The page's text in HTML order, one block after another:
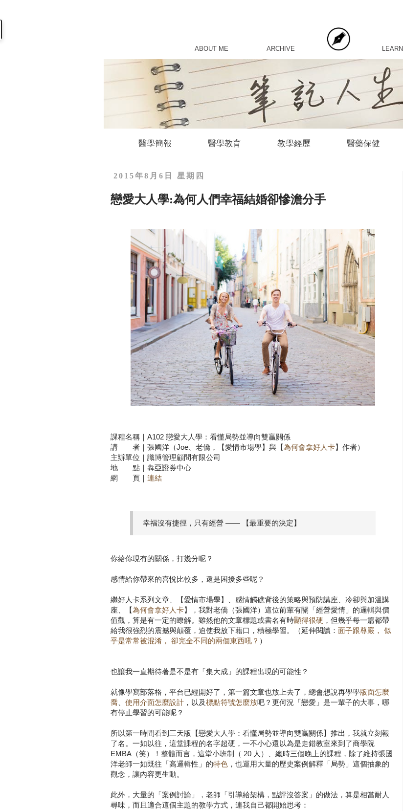
ABOUT ME ARCHIVE LEARN
醫學簡報 醫學教育 教學經歷 醫藥保健
2015年8月6日 星期四
戀愛大人學:為何人們幸福結婚卻慘澹分手
課程名稱｜A102 戀愛大人學：看懂局勢並導向雙贏關係
講 者｜張國洋（Joe、老僑，【愛情市場學】與【為何會拿好人卡】作者）
主辦單位｜識博管理顧問有限公司
地 點｜犇亞證券中心
網 頁｜ 連結
幸福沒有捷徑，只有經營 —— 【最重要的決定】
你給你現有的關係，打幾分呢？
感情給你帶來的喜悅比較多，還是困擾多些呢？
繼好人卡系列文章、【愛情市場學】、感情觸礁背後的策略與預防講座、冷卻與加溫講
座、【為何會拿好人卡】，我對老僑（張國洋）這位前輩有關「經營愛情」的邏輯與價
值觀，算是有一定的瞭解。雖然他的文章標題或書名有時顯得很硬 ，但幾乎每一篇都帶
給我很強烈的震撼與顛覆，迫使我放下藉口，積極學習。（延伸閱讀： 面子跟尊嚴， 似
乎是常常被混淆， 卻完全不同的兩個東西吼？ ）
也讓我一直期待著是不是有「集大成」的課程出現的可能性？
就像學寫部落格，平台已經開好了，第一篇文章也放上去了，總會想說再學學版面怎麼
喬
使用介面怎麼設計 ，以及標點符號怎麼放吧？更何況「戀愛」是一輩子的大事，哪
有停止學習的可能呢？
所以第一時間看到三天版【戀愛大人學：看懂局勢並導向雙贏關係】推出，我就立刻報
了名。一如以往，這堂課程的名字超硬，一不小心還以為是走錯教室來到了商學院
EMBA（笑）！整體而言，這堂小班制（ 20 人）、總時三個晚上的課程，除了維持張國
洋老師一如既往「高邏輯性」的特色 ，也運用大量的歷史案例解釋「局勢」這個抽象的
觀念，讓內容更生動。
此外，大量的「案例討論」，老師「引導給架構，點評沒答案」的做法，算是相當耐人
尋味，而且適合這個主題的教學方式，連我自己都開始思考：